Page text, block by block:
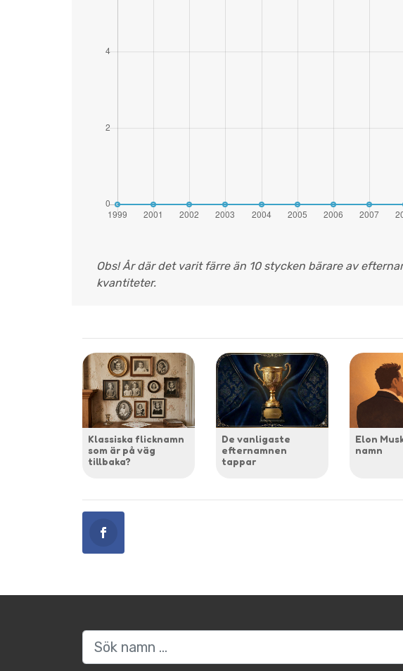
Obs! År där det varit färre än 10 stycken bärare av
kvantiteter.
Klassiska flicknamn
som är på väg
tillbaka?
De vanligaste
efternamnen
tappar
Elon
namn
Sök